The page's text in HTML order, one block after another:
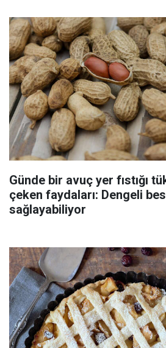
Günde bir avuç yer fıstığı
çeken faydaları: Dengeli
sağlayabiliyor